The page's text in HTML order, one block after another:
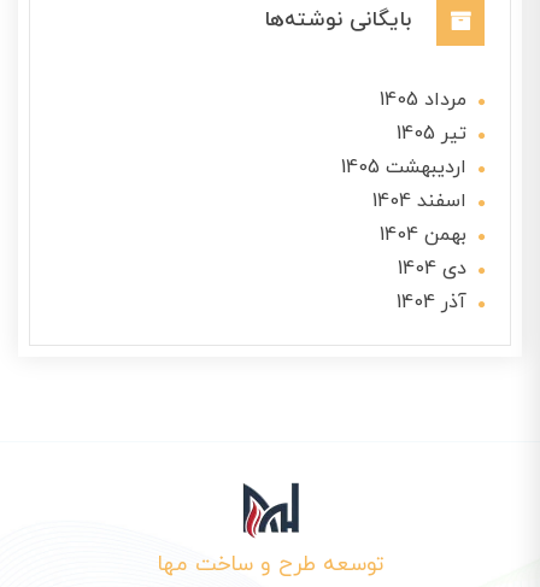
بایگانی نوشته‌ها
مرداد 1405
تير 1405
ارديبهشت 1405
اسفند 1404
بهمن 1404
دی 1404
آذر 1404
توسعه طرح و ساخت مها